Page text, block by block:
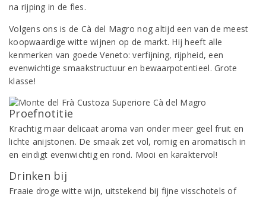
na rijping in de fles.
Volgens ons is de Cà del Magro nog altijd een van de meest
koopwaardige witte wijnen op de markt. Hij heeft alle
kenmerken van goede Veneto: verfijning, rijpheid, een
evenwichtige smaakstructuur en bewaarpotentieel. Grote
klasse!
Proefnotitie
Krachtig maar delicaat aroma van onder meer geel fruit en
lichte anijstonen. De smaak zet vol, romig en aromatisch in
en eindigt evenwichtig en rond. Mooi en karaktervol!
Drinken bij
Fraaie droge witte wijn, uitstekend bij fijne visschotels of